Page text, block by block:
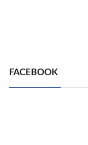
FACEBOOK